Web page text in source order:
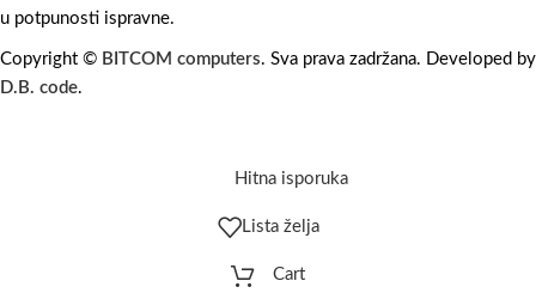
u potpunosti ispravne.
Copyright © BITCOM computers. Sva prava zadržana. Developed by
D.B. code.
Hitna isporuka
Lista želja
Cart